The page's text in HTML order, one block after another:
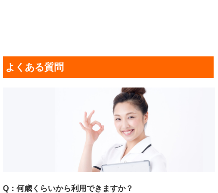
よくある質問
Q：何歳くらいから利用できますか？